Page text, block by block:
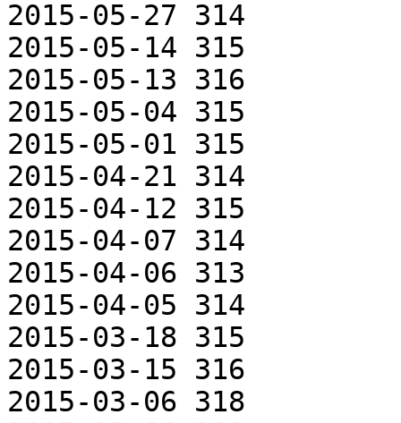
2015-05-27 314
2015-05-14 315
2015-05-13 316
2015-05-04 315
2015-05-01 315
2015-04-21 314
2015-04-12 315
2015-04-07 314
2015-04-06 313
2015-04-05 314
2015-03-18 315
2015-03-15 316
2015-03-06 318